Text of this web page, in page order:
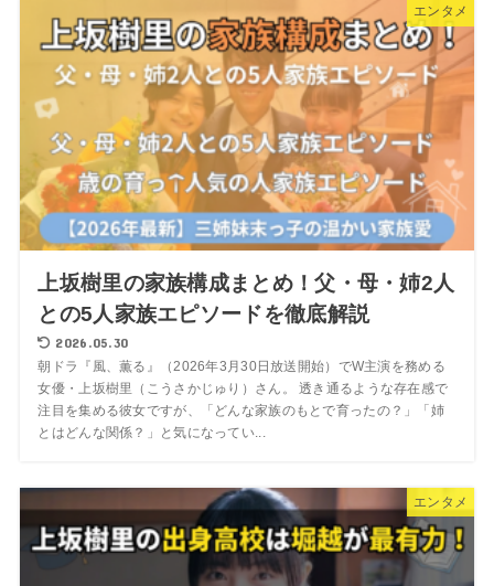
エンタメ
上坂樹里の家族構成まとめ！父・母・姉2人
との5人家族エピソードを徹底解説
2026.05.30
朝ドラ『風、薫る』（2026年3月30日放送開始）でW主演を務める
女優・上坂樹里（こうさかじゅり）さん。 透き通るような存在感で
注目を集める彼女ですが、「どんな家族のもとで育ったの？」「姉
とはどんな関係？」と気になってい...
エンタメ